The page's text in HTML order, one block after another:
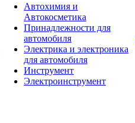
Автохимия и
Автокосметика
Принадлежности для
автомобиля
Электрика и электроника
для автомобиля
Инструмент
Электроинструмент